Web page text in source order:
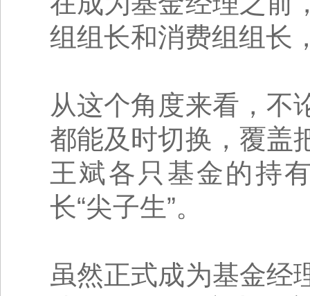
组组长和消费组组长
从这个角度来看，不
都能及时切换，覆盖
王斌各只基金的持
长“尖子生”。
虽然正式成为基金经